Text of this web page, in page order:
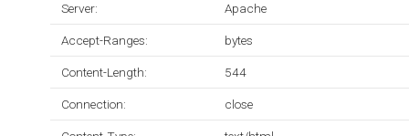
Server: Apache
Accept-Ranges: bytes
Content-Length: 544
Connection: close